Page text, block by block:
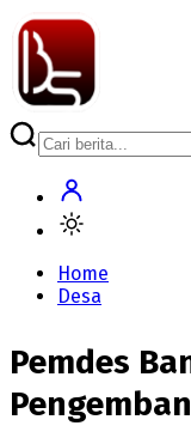
Home
Desa
Pemdes